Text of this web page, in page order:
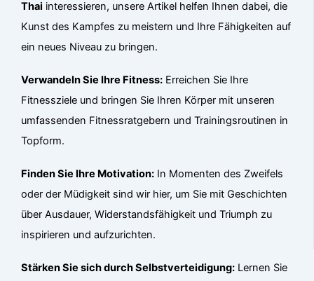
Thai interessieren, unsere Artikel helfen Ihnen dabei, die
Kunst des Kampfes zu meistern und Ihre Fähigkeiten auf
ein neues Niveau zu bringen.
Verwandeln Sie Ihre Fitness: Erreichen Sie Ihre
Fitnessziele und bringen Sie Ihren Körper mit unseren
umfassenden Fitnessratgebern und Trainingsroutinen in
Topform.
Finden Sie Ihre Motivation: In Momenten des Zweifels
oder der Müdigkeit sind wir hier, um Sie mit Geschichten
über Ausdauer, Widerstandsfähigkeit und Triumph zu
inspirieren und aufzurichten.
Stärken Sie sich durch Selbstverteidigung: Lernen Sie